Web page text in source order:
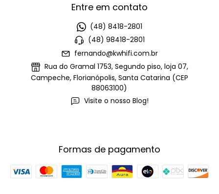
Entre em contato
(48) 8418-2801
(48) 98418-2801
fernando@kwhifi.com.br
Rua do Gramal 1753, Segundo piso, loja 07,
Campeche, Florianópolis, Santa Catarina (CEP
88063100)
Visite o nosso Blog!
Formas de pagamento